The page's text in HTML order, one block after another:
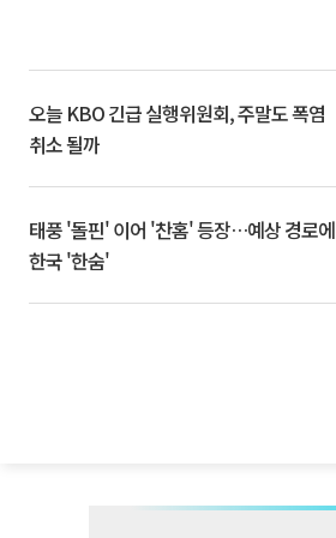
오늘 KBO 긴급 실행위원회, 주말도 폭염
취소 될까
태풍 '돌핀' 이어 '찬홈' 등장…예상 경로에
한국 '한숨'